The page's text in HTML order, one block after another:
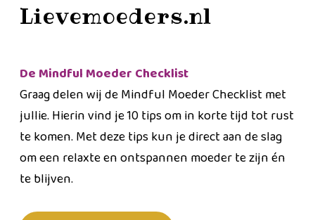
Lievemoeders.nl
De Mindful Moeder Checklist
Graag delen wij de Mindful Moeder Checklist met
jullie. Hierin vind je 10 tips om in korte tijd tot rust
te komen. Met deze tips kun je direct aan de slag
om een relaxte en ontspannen moeder te zijn én
te blijven.